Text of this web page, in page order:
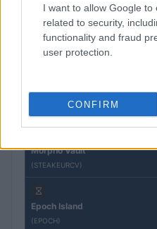
I want to allow Google to
related to security,
functionality and fraud
user protection.
CONFIRM
Eureka Bridged PAX
Gold (Terra
(PAXG)
Morpho Vault
(STEAKEURCV)
Epoch Island
(EPOCH)